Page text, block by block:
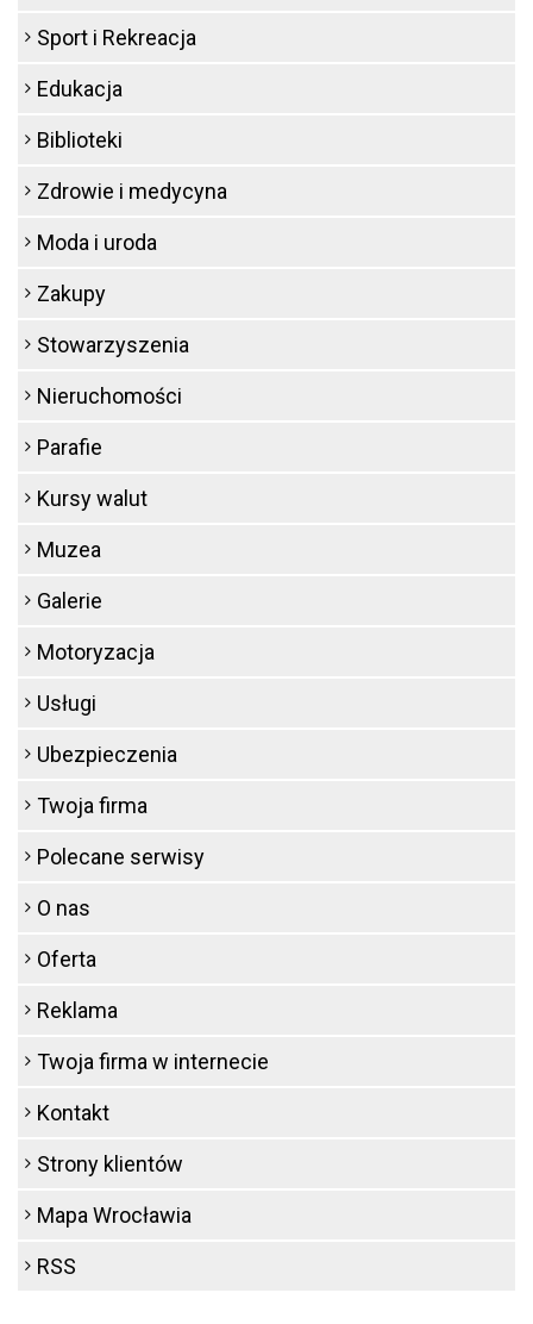
Sport i Rekreacja
Edukacja
Biblioteki
Zdrowie i medycyna
Moda i uroda
Zakupy
Stowarzyszenia
Nieruchomości
Parafie
Kursy walut
Muzea
Galerie
Motoryzacja
Usługi
Ubezpieczenia
Twoja firma
Polecane serwisy
O nas
Oferta
Reklama
Twoja firma w internecie
Kontakt
Strony klientów
Mapa Wrocławia
RSS